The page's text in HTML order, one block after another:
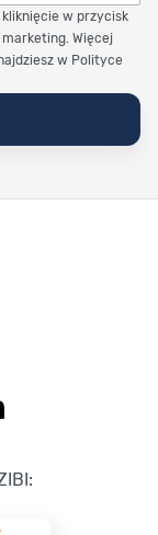
w przycisk
marketing. Więcej
w Polityce